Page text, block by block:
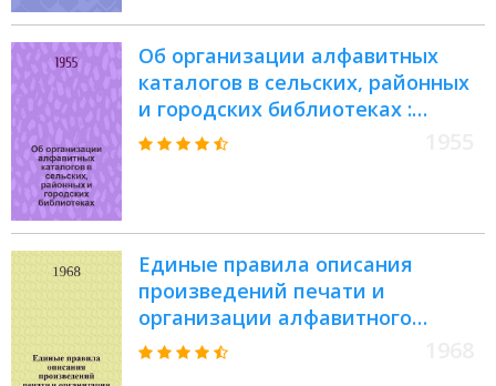
Об организации алфавитных
каталогов в сельских, районных
и городских библиотеках :
(Инструктивно-метод. указания)
Единые правила описания
произведений печати и
организации алфавитного
каталога для небольших